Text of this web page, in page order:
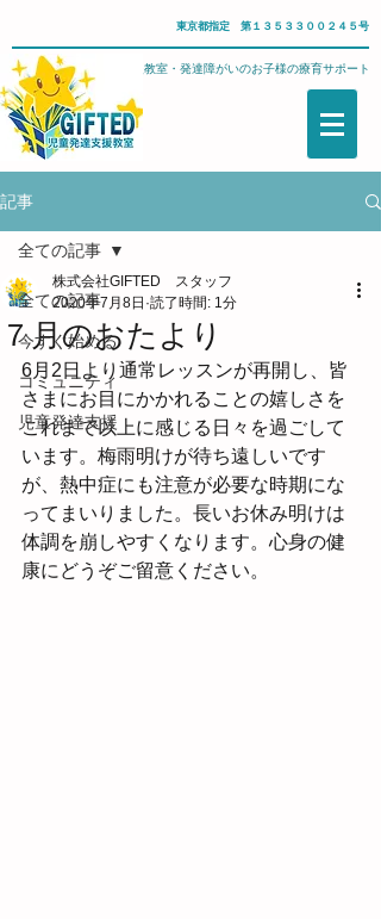
東京都指定 第１３５３３００２４５号
武蔵野市・児童発達支援教室・発達障がいのお子様の療育サポート
記事
全ての記事
今すぐ始める
コミュニティ
児童発達支援
全ての記事
７月のおたより
株式会社GIFTED スタッフ
2020年7月8日 読了時間: 1分
6月2日より通常レッスンが再開し、皆
さまにお目にかかれることの嬉しさを
これまで以上に感じる日々を過ごして
います。梅雨明けが待ち遠しいです
が、熱中症にも注意が必要な時期にな
ってまいりました。長いお休み明けは
体調を崩しやすくなります。心身の健
康にどうぞご留意ください。